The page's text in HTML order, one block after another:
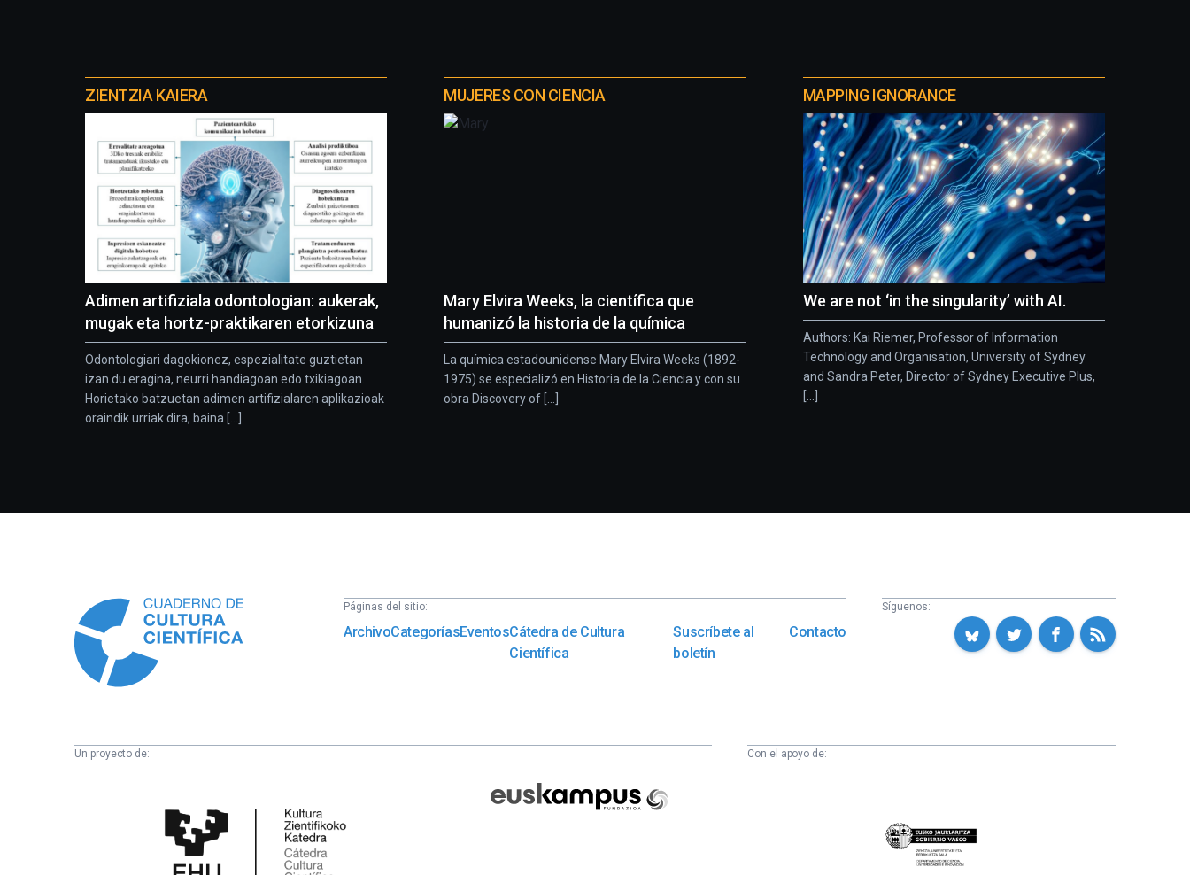
proyectos
ZIENTZIA KAIERA
Adimen artifiziala odontologian: aukerak,
mugak eta hortz-praktikaren etorkizuna
Odontologiari dagokionez, espezialitate guztietan
izan du eragina, neurri handiagoan edo txikiagoan.
Horietako batzuetan adimen artifizialaren aplikazioak
oraindik urriak dira, baina [...]
MUJERES CON CIENCIA
Mary Elvira Weeks, la científica que
humanizó la historia de la química
La química estadounidense Mary Elvira Weeks (1892-
1975) se especializó en Historia de la Ciencia y con su
obra Discovery of [...]
MAPPING IGNORANCE
We are not ‘in the singularity’ with AI.
Authors: Kai Riemer, Professor of Information
Technology and Organisation, University of Sydney
and Sandra Peter, Director of Sydney Executive Plus,
[...]
Páginas del sitio:
ArchivoCategoríasEventosCátedra de Cultura
Científica
Suscríbete al
boletín
Contacto
Síguenos:
Un proyecto de:
Científica
Fundazioa
Con el apoyo de:
Eusko
Jaurlaritza